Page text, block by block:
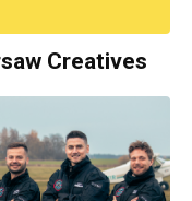
Creatives